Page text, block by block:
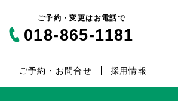
ご予約・変更はお電話で
018-865-1181
ご予約・お問合せ 採用情報